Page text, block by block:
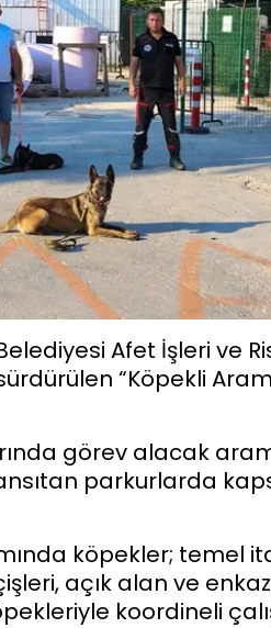
Afet İşleri ve
“Köpekli
görev alacak
parkurlarda
köpekler; temel
açık alan ve
koordineli